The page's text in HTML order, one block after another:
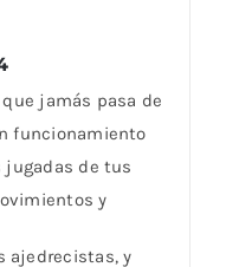
jamás pasa de
funcionamiento
jugadas de tus
y
ajedrecistas, y